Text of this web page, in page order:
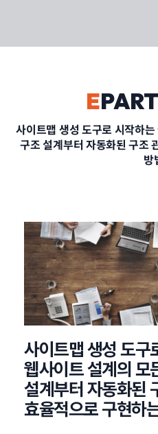
PORTFOLIO
CONTACT
정부지원사업
EPART
사이트맵 생성 도구로 시작하
구조 설계부터 자동화된 구조
방
사이트맵 생성 도구
웹사이트 설계의 모
설계부터 자동화된
효율적으로 구현하